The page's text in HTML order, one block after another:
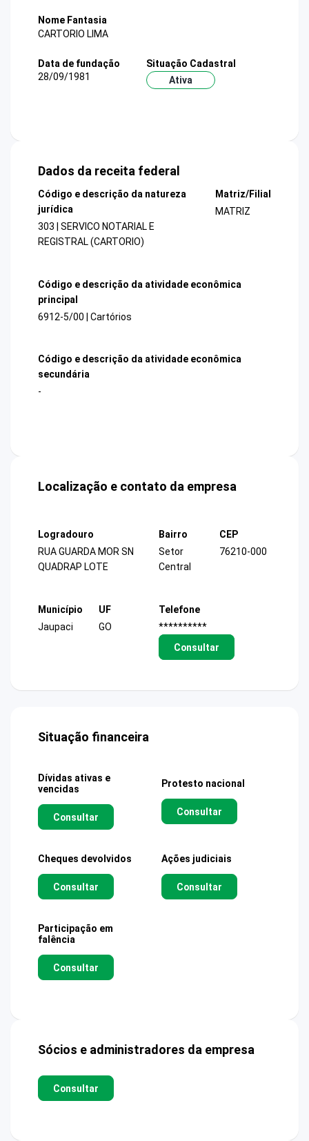
Nome Fantasia
CARTORIO LIMA
Data de fundação
28/09/1981
Situação Cadastral
Ativa
Dados da receita federal
Código e descrição da natureza
jurídica
303 | SERVICO NOTARIAL E
REGISTRAL (CARTORIO)
Matriz/Filial
MATRIZ
Código e descrição da atividade econômica
principal
6912-5/00 | Cartórios
Código e descrição da atividade econômica
secundária
-
Localização e contato da empresa
Logradouro
RUA GUARDA MOR SN
QUADRAP LOTE
Bairro
Setor
Central
CEP
76210-000
Município
Jaupaci
UF
GO
Telefone
**********
Consultar
Situação financeira
Dívidas ativas e
vencidas
Consultar
Protesto nacional
Consultar
Cheques devolvidos
Consultar
Ações judiciais
Consultar
Participação em
falência
Consultar
Sócios e administradores da empresa
Consultar